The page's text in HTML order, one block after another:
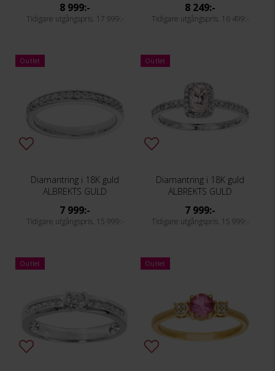
8 999:-
17 999:-
8 249:-
16 499:-
Outlet
Diamantring i 18K guld
ALBREKTS GULD
7 999:-
15 999:-
Outlet
Diamantring i 18K guld
ALBREKTS GULD
7 999:-
15 999:-
Outlet Outlet